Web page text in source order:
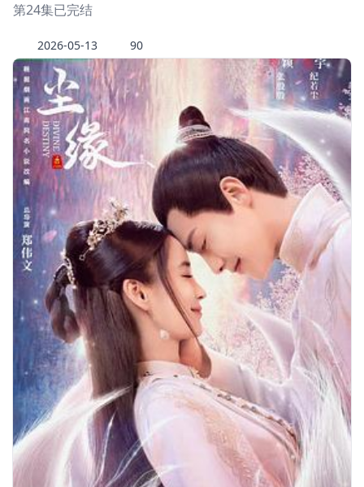
第24集已完结
2026-05-13 90